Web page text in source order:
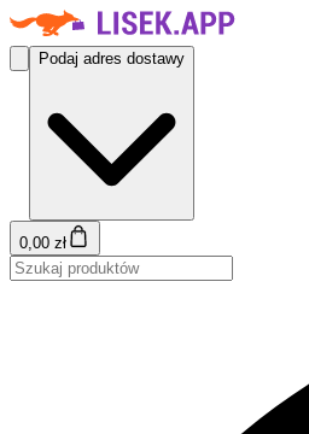
Podaj adres dostawy
0,00 zł